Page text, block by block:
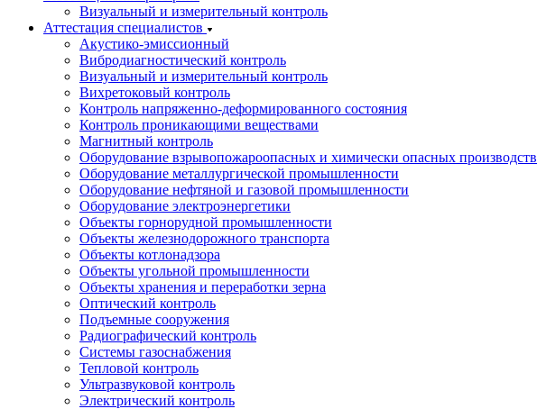
Визуальный и измерительный контроль
Аттестация специалистов
Акустико-эмиссионный
Вибродиагностический контроль
Визуальный и измерительный контроль
Вихретоковый контроль
Контроль напряженно-деформированного состояния
Контроль проникающими веществами
Магнитный контроль
Оборудование взрывопожароопасных и химически опасных производств
Оборудование металлургической промышленности
Оборудование нефтяной и газовой промышленности
Оборудование электроэнергетики
Объекты горнорудной промышленности
Объекты железнодорожного транспорта
Объекты котлонадзора
Объекты угольной промышленности
Объекты хранения и переработки зерна
Оптический контроль
Подъемные сооружения
Радиографический контроль
Системы газоснабжения
Тепловой контроль
Ультразвуковой контроль
Электрический контроль